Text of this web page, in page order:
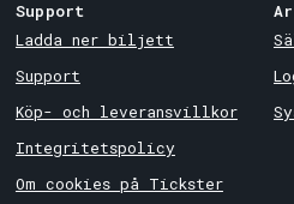
Support
Ladda ner biljett
Support
Köp- och leveransvillkor
Integritetspolicy
Om cookies på Tickster